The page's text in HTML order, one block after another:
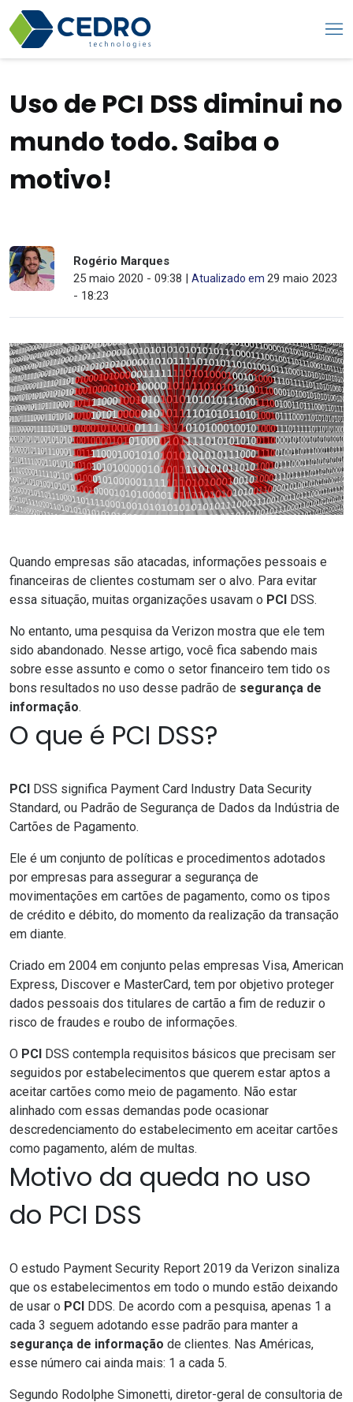
Uso de PCI DSS diminui no
mundo todo. Saiba o
motivo!
Rogério Marques
25 maio 2020 - 09:38 |Atualizado em29 maio 2023
- 18:23
Quando empresas são atacadas, informações pessoais e
financeiras de clientes costumam ser o alvo. Para evitar
essa situação, muitas organizações usavam o PCI DSS.
No entanto, uma pesquisa da Verizon mostra que ele tem
sido abandonado. Nesse artigo, você fica sabendo mais
sobre esse assunto e como o setor financeiro tem tido os
bons resultados no uso desse padrão de segurança de
informação.
O que é PCI DSS?
PCI DSS significa Payment Card Industry Data Security
Standard, ou Padrão de Segurança de Dados da Indústria de
Cartões de Pagamento.
Ele é um conjunto de políticas e procedimentos adotados
por empresas para assegurar a segurança de
movimentações em cartões de pagamento, como os tipos
de crédito e débito, do momento da realização da transação
em diante.
Criado em 2004 em conjunto pelas empresas Visa, American
Express, Discover e MasterCard, tem por objetivo proteger
dados pessoais dos titulares de cartão a fim de reduzir o
risco de fraudes e roubo de informações.
O PCI DSS contempla requisitos básicos que precisam ser
seguidos por estabelecimentos que querem estar aptos a
aceitar cartões como meio de pagamento. Não estar
alinhado com essas demandas pode ocasionar
descredenciamento do estabelecimento em aceitar cartões
como pagamento, além de multas.
Motivo da queda no uso
do PCI DSS
O estudo Payment Security Report 2019 da Verizon sinaliza
que os estabelecimentos em todo o mundo estão deixando
de usar o PCI DDS. De acordo com a pesquisa, apenas 1 a
cada 3 seguem adotando esse padrão para manter a
segurança de informação de clientes. Nas Américas,
esse número cai ainda mais: 1 a cada 5.
Segundo Rodolphe Simonetti, diretor-geral de consultoria de